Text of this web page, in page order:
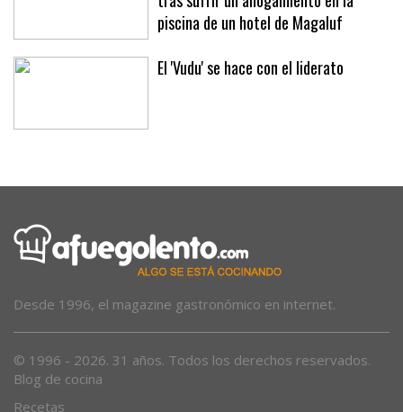
Una niña de dos años, herida grave
tras sufrir un ahogamiento en la
piscina de un hotel de Magaluf